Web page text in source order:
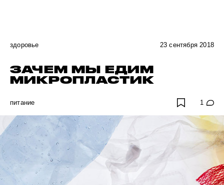
здоровье 23 сентября 2018
ЗАЧЕМ МЫ ЕДИМ
МИКРОПЛАСТИК
питание 1